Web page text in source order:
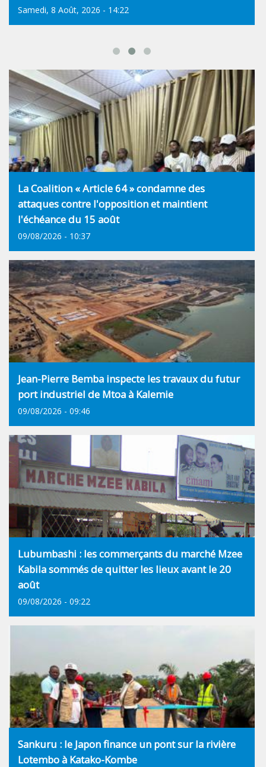
Samedi, 8 Août, 2026 - 14:22
La Coalition « Article 64 » condamne des
attaques contre l'opposition et maintient
l'échéance du 15 août
09/08/2026 - 10:37
Jean-Pierre Bemba inspecte les travaux du futur
port industriel de Mtoa à Kalemie
09/08/2026 - 09:46
Lubumbashi : les commerçants du marché Mzee
Kabila sommés de quitter les lieux avant le 20
août
09/08/2026 - 09:22
Sankuru : le Japon finance un pont sur la rivière
Lotembo à Katako-Kombe